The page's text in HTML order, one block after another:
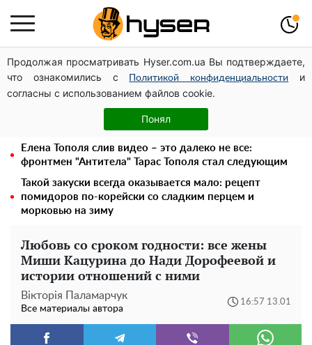
Продолжая просматривать Hyser.com.ua Вы подтверждаете,
что ознакомились с
Политикой конфиденциальности
и
согласны с использованием файлов cookie.
Понял
Посол ОБСЕ во второй раз посетил место российского
удара по жилому дому на Подоле
Дроны с наценкой: Александр Конотопский вывел
миллионы оборонного бюджета через фиктивную
фирму в Эстонии
Елена Тополя слив видео – это далеко не все:
фронтмен "Антитела" Тарас Тополя стал следующим
Такой закуски всегда оказывается мало: рецепт
помидоров по-корейски со сладким перцем и
морковью на зиму
Любовь со сроком годности: все жены
Миши Кацурина до Нади Дорофеевой и
истории отношений с ними
Вікторія Паламарчук
Все материалы автора
16:57 13.01